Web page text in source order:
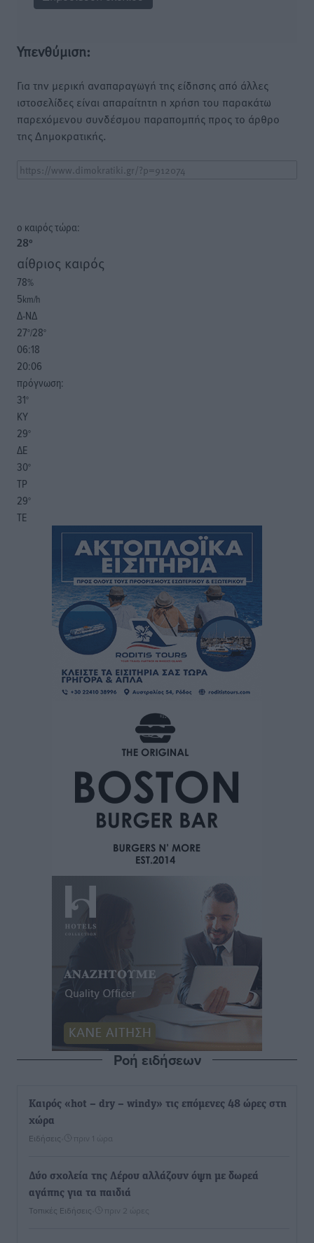
Υπενθύμιση:
Για την μερική αναπαραγωγή της είδησης από άλλες
ιστοσελίδες είναι απαραίτητη η χρήση του παρακάτω
παρεχόμενου συνδέσμου παραπομπής προς το άρθρο
της Δημοκρατικής.
o καιρός τώρα:
28°
αίθριος καιρός
78%
5km/h
Δ-ΝΔ
27°/28°
06:18
20:06
πρόγνωση:
31°
ΚΥ
29°
ΔΕ
30°
ΤΡ
29°
ΤΕ
Ροή ειδήσεων
Καιρός «hot – dry – windy» τις επόμενες 48 ώρες στη
χώρα
Ειδήσεις πριν 1 ώρα
Δύο σχολεία της Λέρου αλλάζουν όψη με δωρεά
αγάπης για τα παιδιά
Τοπικές Ειδήσεις πριν 2 ώρες